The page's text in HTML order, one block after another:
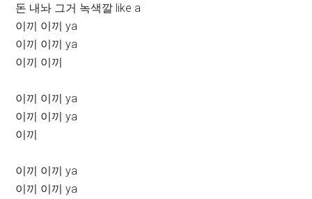
돈 내놔 그거 녹색깔 like a
이끼 이끼 ya
이끼 이끼 ya
이끼 이끼
이끼 이끼 ya
이끼 이끼 ya
이끼
이끼 이끼 ya
이끼 이끼 ya